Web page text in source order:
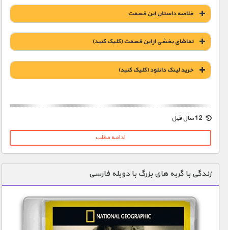
خلاصه داستان این قسمت
تماشای بخشی از این قسمت (کلیک کنید)
خريد لينک دانلود (کليک کنيد)
1900 تومان – خريد لينک دانلود (افزودن به سبد خريد)
ادامه مطلب
زندگی با گربه های بزرگ با دوبله فارسی